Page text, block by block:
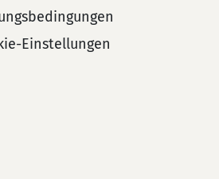
Einstellungen